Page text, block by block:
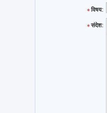
विषय:
संदेश: